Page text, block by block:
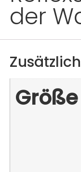
der
Größe